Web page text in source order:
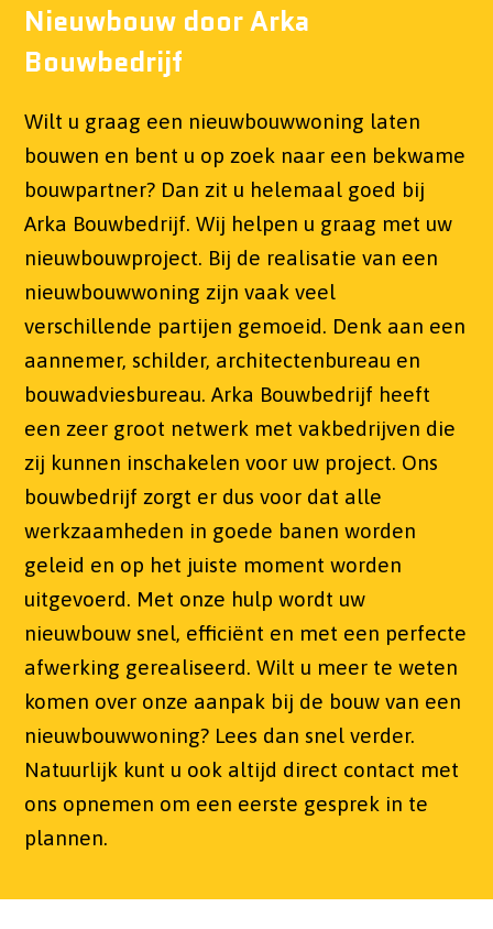
Nieuwbouw door Arka
Bouwbedrijf
Wilt u graag een nieuwbouwwoning laten
bouwen en bent u op zoek naar een bekwame
bouwpartner? Dan zit u helemaal goed bij
Arka Bouwbedrijf. Wij helpen u graag met uw
nieuwbouwproject. Bij de realisatie van een
nieuwbouwwoning zijn vaak veel
verschillende partijen gemoeid. Denk aan een
aannemer, schilder, architectenbureau en
bouwadviesbureau. Arka Bouwbedrijf heeft
een zeer groot netwerk met vakbedrijven die
zij kunnen inschakelen voor uw project. Ons
bouwbedrijf zorgt er dus voor dat alle
werkzaamheden in goede banen worden
geleid en op het juiste moment worden
uitgevoerd. Met onze hulp wordt uw
nieuwbouw snel, efficiënt en met een perfecte
afwerking gerealiseerd. Wilt u meer te weten
komen over onze aanpak bij de bouw van een
nieuwbouwwoning? Lees dan snel verder.
Natuurlijk kunt u ook altijd direct contact met
ons opnemen om een eerste gesprek in te
plannen.